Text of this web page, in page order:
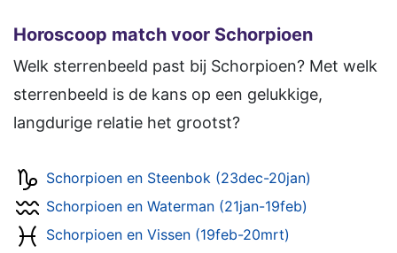
Horoscoop match voor Schorpioen
Welk sterrenbeeld past bij Schorpioen? Met welk
sterrenbeeld is de kans op een gelukkige,
langdurige relatie het grootst?
Schorpioen en Steenbok (23dec-20jan)
Schorpioen en Waterman (21jan-19feb)
Schorpioen en Vissen (19feb-20mrt)